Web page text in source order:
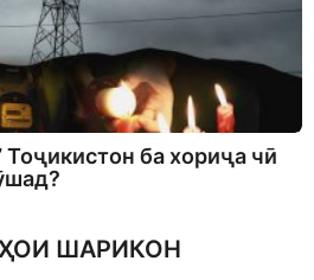
Тоҷикистон ба хориҷа чӣ
ШАРИКОН